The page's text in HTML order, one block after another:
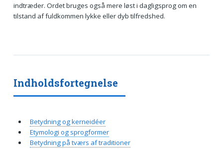
indtræder. Ordet bruges også mere løst i dagligsprog om en
tilstand af fuldkommen lykke eller dyb tilfredshed.
Indholdsfortegnelse
Betydning og kerneidéer
Etymologi og sprogformer
Betydning på tværs af traditioner